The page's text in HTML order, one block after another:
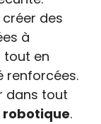
des
à
tout en
renforcées.
dans tout
robotique.